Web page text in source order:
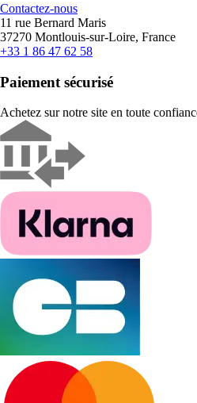
Contactez-nous
11 rue Bernard Maris
37270 Montlouis-sur-Loire, France
+33 1 86 47 62 58
Paiement sécurisé
Achetez sur notre site en toute